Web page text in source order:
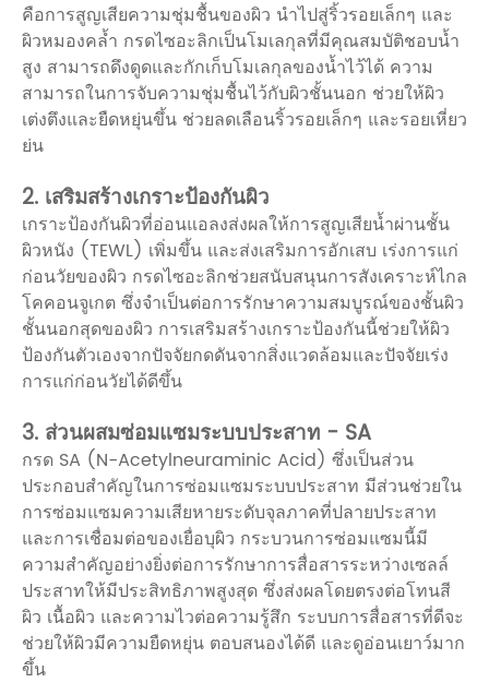
คือการสูญเสียความชุ่มชื้นของผิว นำไปสู่ริ้วรอยเล็กๆ และ
ผิวหมองคล้ำ กรดไซอะลิกเป็นโมเลกุลที่มีคุณสมบัติชอบน้ำ
สูง สามารถดึงดูดและกักเก็บโมเลกุลของน้ำไว้ได้ ความ
สามารถในการจับความชุ่มชื้นไว้กับผิวชั้นนอก ช่วยให้ผิว
เต่งตึงและยืดหยุ่นขึ้น ช่วยลดเลือนริ้วรอยเล็กๆ และรอยเหี่ยว
ย่น
2. เสริมสร้างเกราะป้องกันผิว
เกราะป้องกันผิวที่อ่อนแอลงส่งผลให้การสูญเสียน้ำผ่านชั้น
ผิวหนัง (TEWL) เพิ่มขึ้น และส่งเสริมการอักเสบ เร่งการแก่
ก่อนวัยของผิว กรดไซอะลิกช่วยสนับสนุนการสังเคราะห์ไกล
โคคอนจูเกต ซึ่งจำเป็นต่อการรักษาความสมบูรณ์ของชั้นผิว
ชั้นนอกสุดของผิว การเสริมสร้างเกราะป้องกันนี้ช่วยให้ผิว
ป้องกันตัวเองจากปัจจัยกดดันจากสิ่งแวดล้อมและปัจจัยเร่ง
การแก่ก่อนวัยได้ดีขึ้น
3. ส่วนผสมซ่อมแซมระบบประสาท - SA
กรด SA (N-Acetylneuraminic Acid) ซึ่งเป็นส่วน
ประกอบสำคัญในการซ่อมแซมระบบประสาท มีส่วนช่วยใน
การซ่อมแซมความเสียหายระดับจุลภาคที่ปลายประสาท
และการเชื่อมต่อของเยื่อบุผิว กระบวนการซ่อมแซมนี้มี
ความสำคัญอย่างยิ่งต่อการรักษาการสื่อสารระหว่างเซลล์
ประสาทให้มีประสิทธิภาพสูงสุด ซึ่งส่งผลโดยตรงต่อโทนสี
ผิว เนื้อผิว และความไวต่อความรู้สึก ระบบการสื่อสารที่ดีจะ
ช่วยให้ผิวมีความยืดหยุ่น ตอบสนองได้ดี และดูอ่อนเยาว์มาก
ขึ้น